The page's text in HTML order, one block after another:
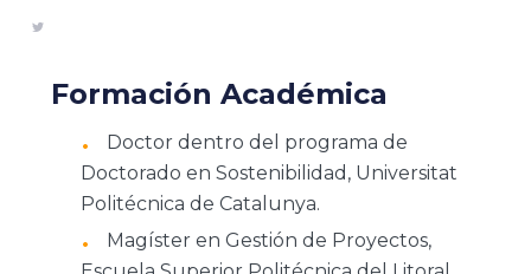
Formación Académica
Doctor dentro del programa de
Doctorado en Sostenibilidad, Universitat
Politécnica de Catalunya.
Magíster en Gestión de Proyectos,